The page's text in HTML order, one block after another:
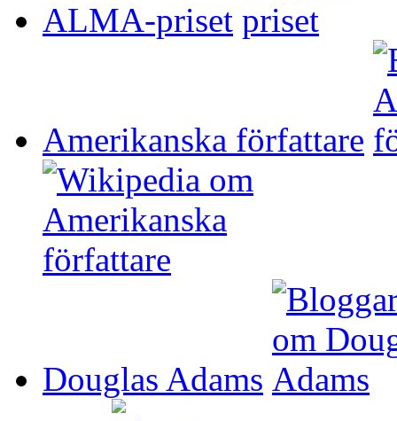
ALMA-priset
Amerikanska författare
Douglas Adams